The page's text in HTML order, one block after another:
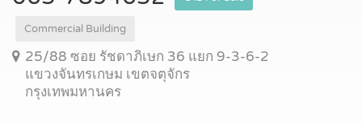
Commercial Building
25/88 ซอย รัชดาภิเษก 36 แยก 9-3-6-2
แขวงจันทรเกษม เขตจตุจักร
กรุงเทพมหานคร